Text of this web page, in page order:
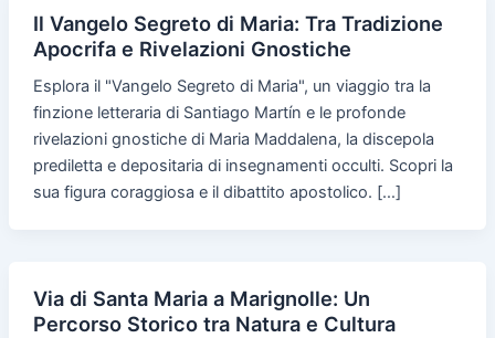
Il Vangelo Segreto di Maria: Tra Tradizione
Apocrifa e Rivelazioni Gnostiche
Esplora il "Vangelo Segreto di Maria", un viaggio tra la
finzione letteraria di Santiago Martín e le profonde
rivelazioni gnostiche di Maria Maddalena, la discepola
prediletta e depositaria di insegnamenti occulti. Scopri la
sua figura coraggiosa e il dibattito apostolico. […]
Via di Santa Maria a Marignolle: Un
Percorso Storico tra Natura e Cultura